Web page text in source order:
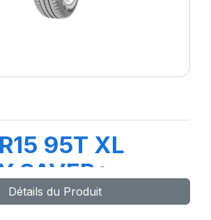
95T XL
SAVER+
Détails du Produit